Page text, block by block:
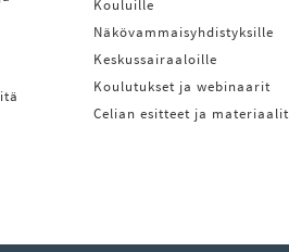
Kouluille
Näkövammaisyhdistyksille
Keskussairaaloille
Koulutukset ja webinaarit
Celian esitteet ja materiaalit